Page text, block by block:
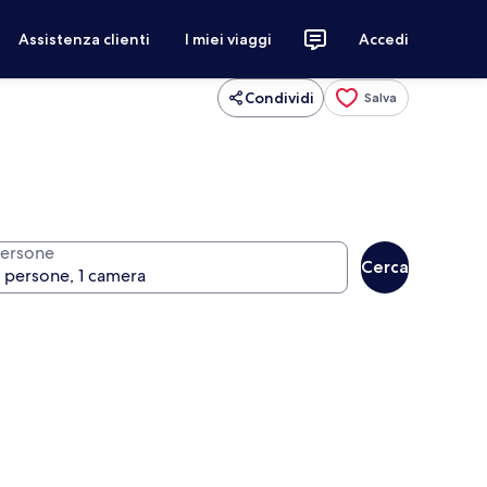
Assistenza clienti I miei viaggi Accedi
Condividi Salva
Cerca